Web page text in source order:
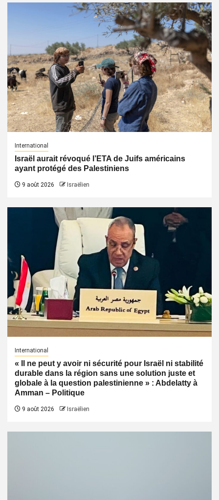
International
Israël aurait révoqué l’ETA de Juifs américains
ayant protégé des Palestiniens
9 août 2026 Israëlien
International
« Il ne peut y avoir ni sécurité pour Israël ni stabilité
durable dans la région sans une solution juste et
globale à la question palestinienne » : Abdelatty à
Amman – Politique
9 août 2026 Israëlien